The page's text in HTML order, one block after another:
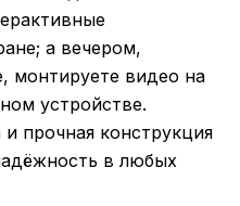
а вечером,
монтируете видео на
устройстве.
прочная конструкция
в любых